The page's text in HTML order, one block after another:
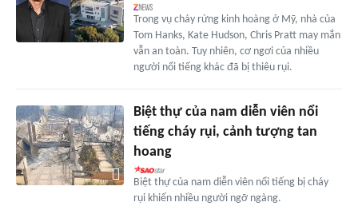
Trong vụ cháy rừng kinh hoàng ở Mỹ, nhà của
Tom Hanks, Kate Hudson, Chris Pratt may mắn
vẫn an toàn. Tuy nhiên, cơ ngơi của nhiều
người nổi tiếng khác đã bị thiêu rụi.
Biệt thự của nam diễn viên nổi
tiếng cháy rụi, cảnh tượng tan
hoang
Biệt thự của nam diễn viên nổi tiếng bị cháy
rụi khiến nhiều người ngỡ ngàng.